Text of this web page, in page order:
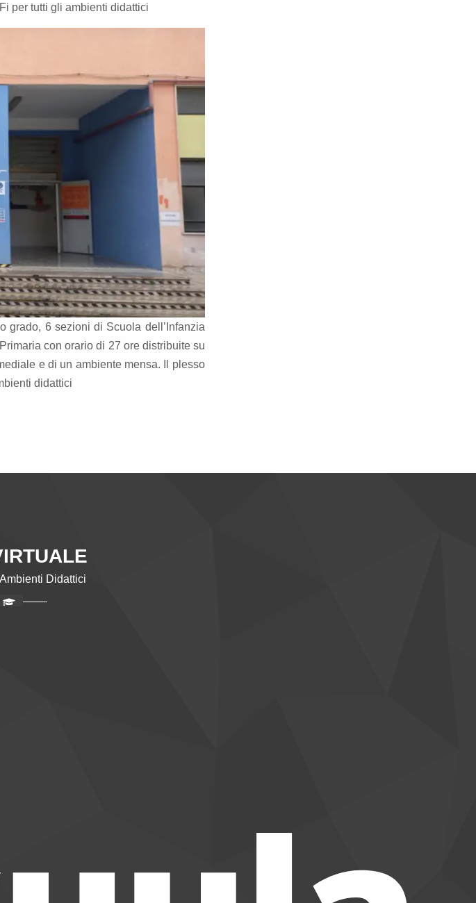
per tutti gli ambienti didattici
grado, 6 sezioni di Scuola dell’Infanzia
con orario di 27 ore distribuite su
e di un ambiente mensa. Il plesso
didattici
Didattici